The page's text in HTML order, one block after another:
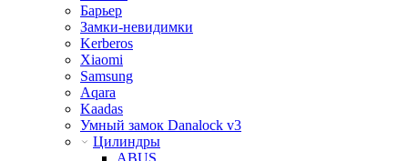
Барьер
Замки-невидимки
Kerberos
Xiaomi
Samsung
Aqara
Kaadas
Умный замок Danalock v3
Цилиндры
ABUS